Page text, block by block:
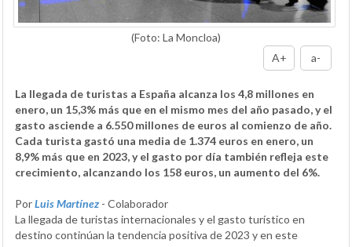
(Foto: La Moncloa)
A+
a-
La llegada de turistas a España alcanza los 4,8 millones en
enero, un 15,3% más que en el mismo mes del año pasado, y el
gasto asciende a 6.550 millones de euros al comienzo de año.
Cada turista gastó una media de 1.374 euros en enero, un
8,9% más que en 2023, y el gasto por día también refleja este
crecimiento, alcanzando los 158 euros, un aumento del 6%.
PorLuis Martínez - Colaborador
La llegada de turistas internacionales y el gasto turístico en
destino continúan la tendencia positiva de 2023 y en este